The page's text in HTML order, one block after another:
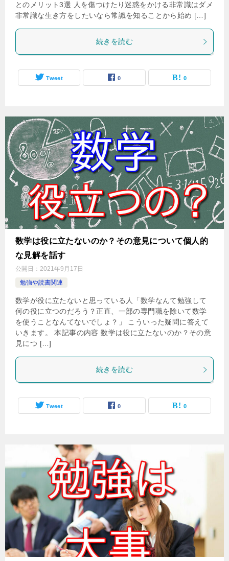
とのメリット3選 人を傷つけたり迷惑をかける非常識はダメ
非常識な生き方をしたいなら常識を知ることから始め […]
続きを読む
Tweet 0 0
数学は役に立たないのか？その意見について個人的
な見解を話す
公開日： 2021年9月17日
勉強や読書関連
数学が役に立たないと思っている人「数学なんて勉強して
何の役に立つのだろう？正直、一部の専門職を除いて数学
を使うことなんてないでしょ？」 こういった疑問に答えて
いきます。 本記事の内容 数学は役に立たないのか？その意
見につ […]
続きを読む
Tweet 0 0